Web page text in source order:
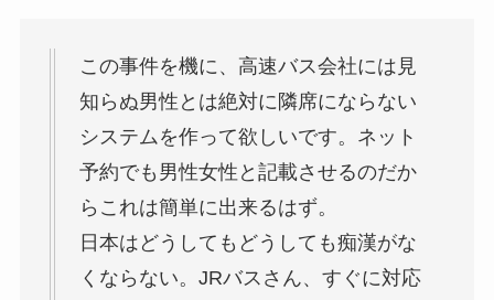
この事件を機に、高速バス会社には見
知らぬ男性とは絶対に隣席にならない
システムを作って欲しいです。ネット
予約でも男性女性と記載させるのだか
らこれは簡単に出来るはず。
日本はどうしてもどうしても痴漢がな
くならない。JRバスさん、すぐに対応